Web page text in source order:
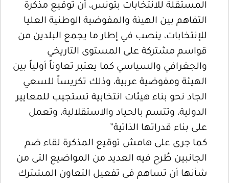
المستقلة للانتخابات بتونس، أن توقيع مذكرة
التفاهم بين الهيئة والمفوضية الوطنية العليا
للإنتخابات، ينصب في إطار ما يجمع البلدين من
قواسم مشتركة على المستوى التاريخي
والجغرافي والسياسي كما يعتبر تعاوناً أولياً بين
الهيئة ومفوضية عربية، وذلك تكريساً للسعي
الجاد نحو بناء هيئات انتخابية تستجيب للمعايير
الدولية، وتتسم بالحياد والاستقلالية، وتعمل
على بناء قدراتها الذاتية”
كما جرى على هامش توقيع المذكرة لقاء ضم
الجانبين طُرح فيه العديد من المواضيع التى من
شأنها أن تساهم فى تفعيل التعاون المشترك